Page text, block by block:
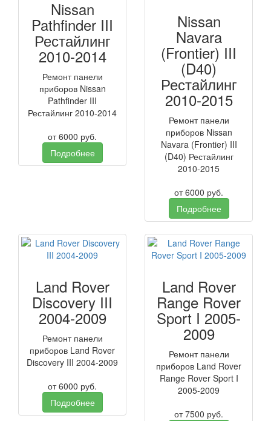
Nissan
Pathfinder III
Рестайлинг
2010-2014
Ремонт панели
приборов Nissan
Pathfinder III
Рестайлинг 2010-2014
от6000 руб.
Подробнее
Nissan
Navara
(Frontier) III
(D40)
Рестайлинг
2010-2015
Ремонт панели
приборов Nissan
Navara (Frontier) III
(D40) Рестайлинг
2010-2015
от6000 руб.
Подробнее
Land Rover
Discovery III
2004-2009
Ремонт панели
приборов Land Rover
Discovery III 2004-2009
от6000 руб.
Подробнее
Land Rover
Range Rover
Sport I 2005-
2009
Ремонт панели
приборов Land Rover
Range Rover Sport I
2005-2009
от7500 руб.